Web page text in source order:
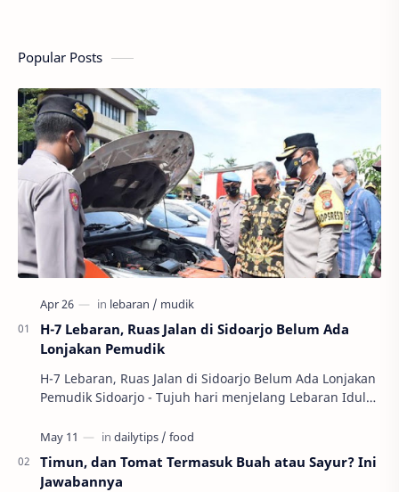
Popular Posts
H-7 Lebaran, Ruas Jalan di Sidoarjo Belum Ada
Lonjakan Pemudik
H-7 Lebaran, Ruas Jalan di Sidoarjo Belum Ada Lonjakan
Pemudik Sidoarjo - Tujuh hari menjelang Lebaran Idul
Timun, dan Tomat Termasuk Buah atau Sayur? Ini
Jawabannya